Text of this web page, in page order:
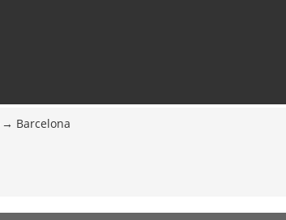
Barcelona